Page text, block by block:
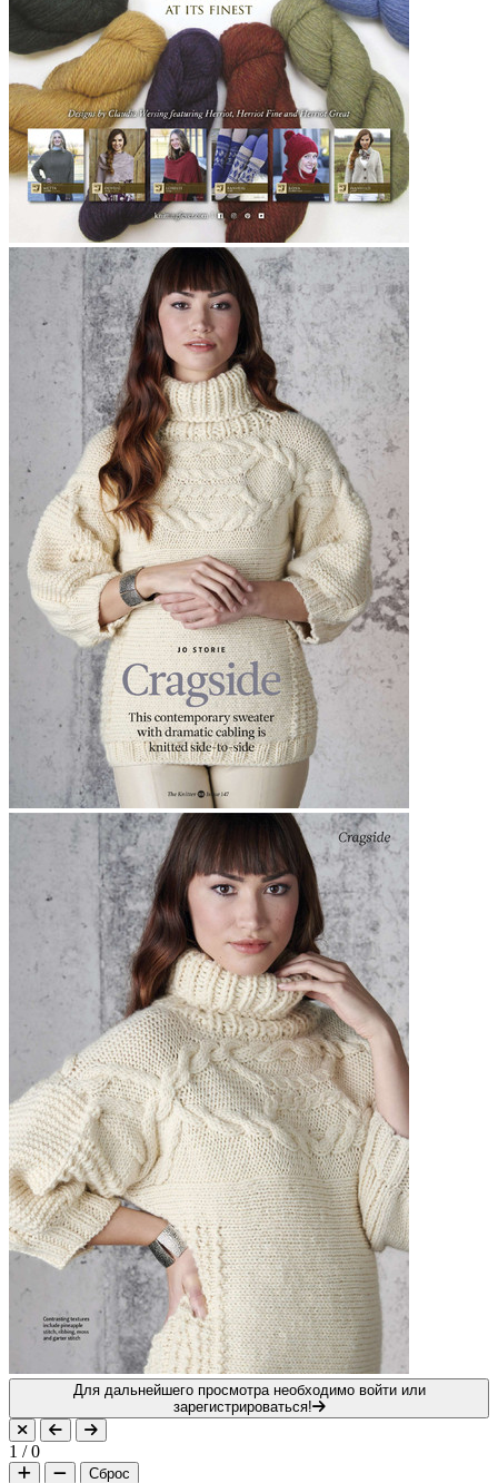
Для дальнейшего просмотра необходимо войти или
зарегистрироваться!
1 /0
Сброс